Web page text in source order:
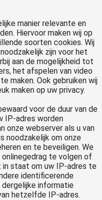
manier relevante en
Hiervoor maken wij op
soorten cookies. Wij
zijn voor het
aan de mogelijkheid tot
het afspelen van video
maken. Ook gebruiken wij
maken op uw privacy.
voor de duur van de
IP-adres worden
onze webserver als u van
noodzakelijk om onze
en te beveiligen. We
te volgen of
staat om uw IP-adres te
identificerende
dergelijke informatie
hetzelfde IP-adres.